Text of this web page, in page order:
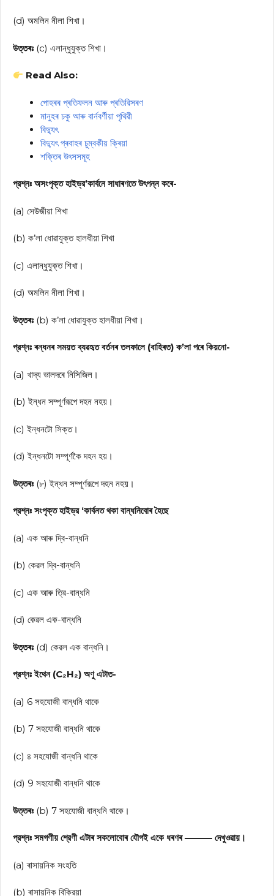
(d) অমলিন নীলা শিখা।
উত্তৰঃ (c) এলান্ধুযুক্ত শিখা।
Read Also:
পোহৰৰ প্ৰতিফলন আৰু প্ৰতিরিসৰণ
মানুহৰ চকু আৰু বাৰ্নবৰ্ণীয়া পৃথিৱী
বিদ্যুৎ
বিদ্যুৎ প্ৰবাহৰ চুম্বকীয় ক্ৰিয়া
শক্তিৰ উৎসসমূহ
প্রশ্নঃ অসংপৃক্ত হাইড্র’কার্বনে সাধাৰণতে উৎপন্ন কৰে-
(a) সেউজীয়া শিখা
(b) ক’লা ধোৱাযুক্ত হালধীয়া শিখা
(c) এলান্ধুযুক্ত শিখা।
(d) অমলিন নীলা শিখা।
উত্তৰঃ (b) ক’লা ধোৱাযুক্ত হালধীয়া শিখা।
প্রশ্নঃ ৰন্ধনৰ সময়ত ব্যৱহৃত বৰ্তনৰ তলফালে (বাহিৰত) ক’লা পৰে কিয়নো-
(a) খাদ্য ভালদৰে নিসিজিল।
(b) ইন্ধন সম্পূর্ণরূপে দহন নহয়।
(c) ইন্ধনটো সিক্ত।
(d) ইন্ধনটো সম্পূর্ণকৈ দহন হয়।
উত্তৰঃ (৮) ইন্ধন সম্পূর্ণরূপে দহন নহয়।
প্রশ্নঃ সংপৃক্ত হাইড্র ‘কার্বনত থকা বান্ধনিবোৰ হৈছে
(a) এক আৰু দ্বি-বান্ধনি
(b) কেৱল দ্বি-বান্ধনি
(c) এক আৰু ত্রি-বান্ধনি
(d) কেৱল এক-বান্ধনি
উত্তৰঃ (d) কেৱল এক বান্ধনি।
প্রশ্নঃ ইথেন (C₂H₂) অণু এটাত-
(a) 6 সহযোজী বান্ধনি থাকে
(b) 7 সহযোজী বান্ধনি থাকে
(c) ৪ সহযোজী বান্ধনি থাকে
(d) 9 সহযোজী বান্ধনি থাকে
উত্তৰঃ (b) 7 সহযোজী বান্ধনি থাকে।
প্রশ্নঃ সমগণীয় শ্রেণী এটাৰ সকলোবোৰ যৌগই একে ধৰণৰ ——— দেখুওৱায়।
(a) ৰাসায়নিক সংহতি
(b) ৰাসায়নিক বিক্রিয়া